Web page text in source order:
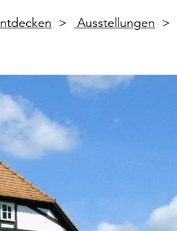
Ausstellungen